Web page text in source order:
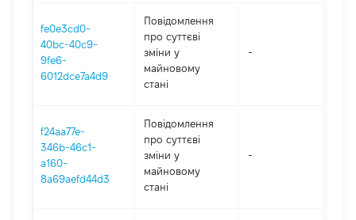
fe0e3cd0-
40bc-40c9-
9fe6-
6012dce7a4d9
Повідомлення
про суттєві
зміни y
майновому
стані
-
f24aa77e-
346b-46c1-
a160-
8a69aefd44d3
Повідомлення
про суттєві
зміни y
майновому
стані
-